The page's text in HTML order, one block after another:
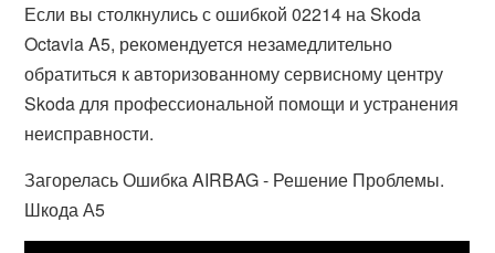
Если вы столкнулись с ошибкой 02214 на Skoda
Octavia A5, рекомендуется незамедлительно
обратиться к авторизованному сервисному центру
Skoda для профессиональной помощи и устранения
неисправности.
Загорелась Ошибка AIRBAG - Решение Проблемы.
Шкода А5